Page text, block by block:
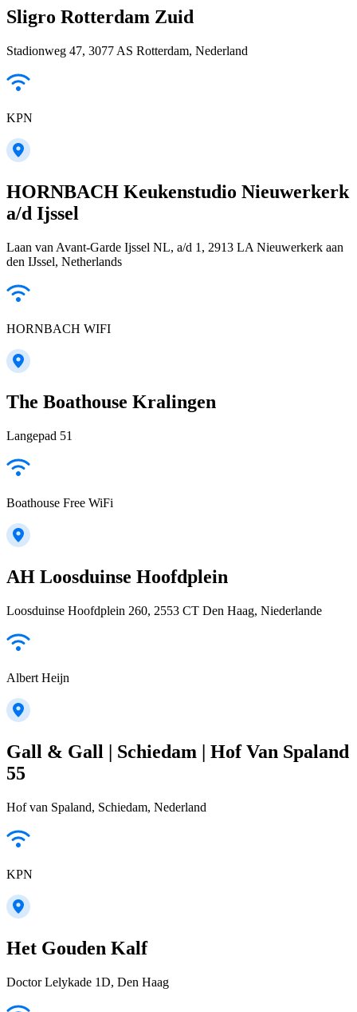
Sligro Rotterdam Zuid
Stadionweg 47, 3077 AS Rotterdam, Nederland
KPN
HORNBACH Keukenstudio Nieuwerkerk
a/d Ijssel
Laan van Avant-Garde Ijssel NL, a/d 1, 2913 LA Nieuwerkerk aan
den IJssel, Netherlands
HORNBACH WIFI
The Boathouse Kralingen
Langepad 51
Boathouse Free WiFi
AH Loosduinse Hoofdplein
Loosduinse Hoofdplein 260, 2553 CT Den Haag, Niederlande
Albert Heijn
Gall & Gall | Schiedam | Hof Van Spaland
55
Hof van Spaland, Schiedam, Nederland
KPN
Het Gouden Kalf
Doctor Lelykade 1D, Den Haag